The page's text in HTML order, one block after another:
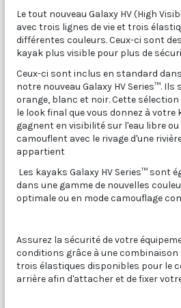
Le tout nouveau Galaxy HV (High
avec trois lignes de vie et trois
différentes couleurs. Ceux-ci sont
kayak plus visible pour plus de
Ceux-ci sont inclus en standard
notre nouveau Galaxy HV Series™.
orange, blanc et noir. Cette
le look final que vous donnez à votre
gagnent en visibilité sur l'eau libre
camouflent avec le rivage d'une
appartient
Les kayaks Galaxy HV Series™ sont
dans une gamme de nouvelles
optimale ou en mode camouflage
Assurez la sécurité de votre
conditions grâce à une combinaison
trois élastiques disponibles pour le
arrière afin d'attacher et de fixer